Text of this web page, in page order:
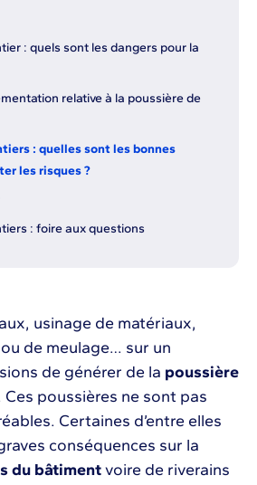
: quels sont les dangers pour la
relative à la poussière de
: quelles sont les bonnes
les risques ?
: foire aux questions
usinage de matériaux,
de meulage… sur un
de générer de la poussière
poussières ne sont pas
Certaines d’entre elles
conséquences sur la
du bâtimentvoire de riverains